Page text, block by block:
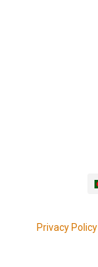
Privacy Policy